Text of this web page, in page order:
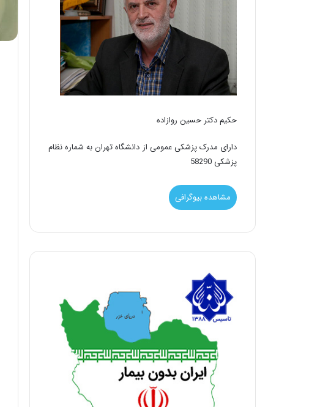
حکیم دکتر حسین روازاده
دارای مدرک پزشکی عمومی از دانشگاه تهران به شماره نظام
پزشکی 58290
مشاهده بیوگرافی